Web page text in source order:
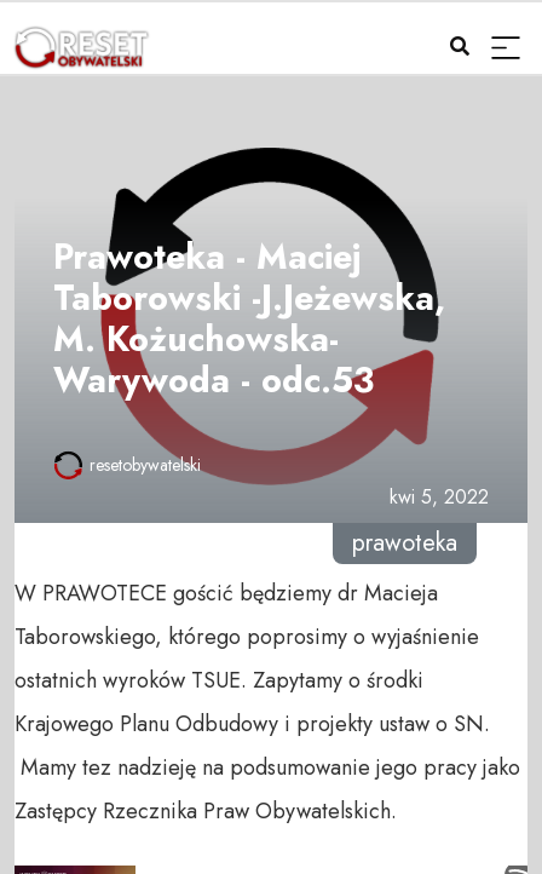
Prawoteka - Maciej
Taborowski -J.Jeżewska,
M. Kożuchowska-
Warywoda - odc.53
resetobywatelski
kwi 5, 2022
prawoteka
W PRAWOTECE gościć będziemy dr Macieja
Taborowskiego, którego poprosimy o wyjaśnienie
ostatnich wyroków TSUE. Zapytamy o środki
Krajowego Planu Odbudowy i projekty ustaw o SN.
Mamy tez nadzieję na podsumowanie jego pracy jako
Zastępcy Rzecznika Praw Obywatelskich.